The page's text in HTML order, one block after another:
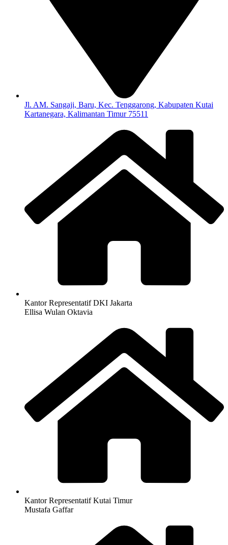
Jl. AM. Sangaji, Baru, Kec. Tenggarong, Kabupaten Kutai
Kartanegara, Kalimantan Timur 75511
Kantor Representatif DKI Jakarta
Ellisa Wulan Oktavia
Kantor Representatif Kutai Timur
Mustafa Gaffar